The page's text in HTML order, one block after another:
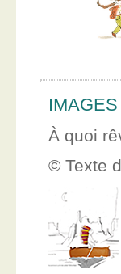
À quoi
© Texte